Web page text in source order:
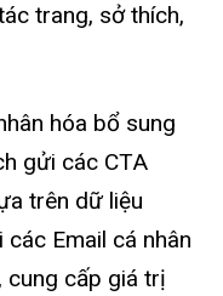
trang, sở thích,
hóa bổ sung
gửi các CTA
trên dữ liệu
Email cá nhân
cung cấp giá trị